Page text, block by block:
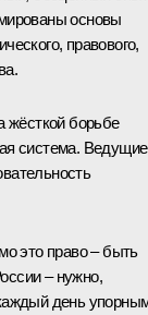
основы
правового,
жёсткой борьбе
система. Ведущие
это право – быть
– нужно,
день